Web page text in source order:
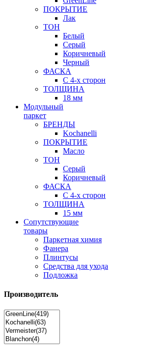
ПОКРЫТИЕ
Лак
ТОН
Белый
Серый
Коричневый
Черный
ФАСКА
С 4-х сторон
ТОЛЩИНА
18 мм
Модульный
паркет
БРЕНДЫ
Kochanelli
ПОКРЫТИЕ
Масло
ТОН
Серый
Коричневый
ФАСКА
С 4-х сторон
ТОЛЩИНА
15 мм
Сопутствующие
товары
Паркетная химия
Фанера
Плинтусы
Средства для ухода
Подложка
Производитель